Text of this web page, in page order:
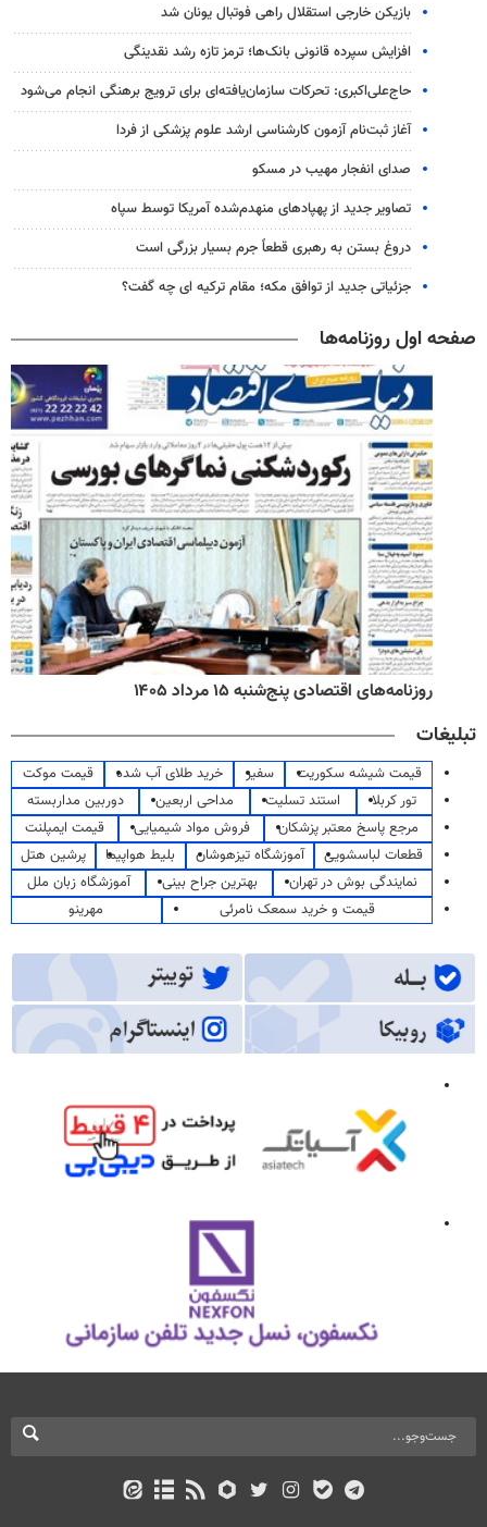
بازیکن خارجی استقلال راهی فوتبال یونان شد
افزایش سپرده قانونی بانک‌ها؛ ترمز تازه رشد نقدینگی
حاج‌علی‌اکبری: تحرکات سازمان‌یافته‌ای برای ترویج برهنگی انجام می‌شود
آغاز ثبت‌نام‌ آزمون کارشناسی ارشد علوم پزشکی از فردا
صدای انفجار مهیب در مسکو
تصاویر جدید از پهپادهای منهدم‌شده آمریکا توسط سپاه
دروغ بستن به رهبری قطعاً جرم بسیار بزرگی است
جزئیاتی جدید از توافق مکه؛ مقام ترکیه ای چه گفت؟
صفحه اول روزنامه‌ها
روزنامه‌های اقتصادی پنج‌شنبه ۱۵ مرداد ۱۴۰۵
تبلیغات
قیمت شیشه سکوریت سفیر خرید طلای آب شده
قیمت موکت
تور کربلا
استند تسلیت مداحی اربعین
دوربین مداربسته
مرجع پاسخ معتبر پزشکان
فروش مواد شیمیایی
قیمت ایمپلنت
قطعات لباسشویی
آموزشگاه تیزهوشان بلیط هواپیما
پرشین هتل
نمایندگی بوش در تهران
بهترین جراح بینی
آموزشگاه زبان ملل
قیمت و خرید سمعک نامرئی
مهرینو